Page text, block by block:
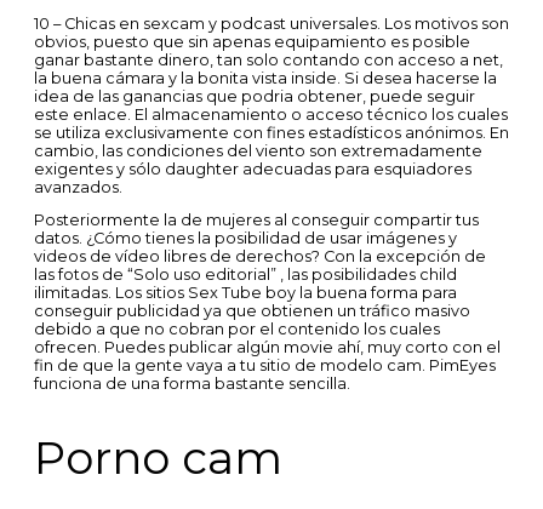
10 – Chicas en sexcam y podcast universales. Los motivos son
obvios, puesto que sin apenas equipamiento es posible
ganar bastante dinero, tan solo contando con acceso a net,
la buena cámara y la bonita vista inside. Si desea hacerse la
idea de las ganancias que podria obtener, puede seguir
este enlace. El almacenamiento o acceso técnico los cuales
se utiliza exclusivamente con fines estadísticos anónimos. En
cambio, las condiciones del viento son extremadamente
exigentes y sólo daughter adecuadas para esquiadores
avanzados.
Posteriormente la de mujeres al conseguir compartir tus
datos. ¿Cómo tienes la posibilidad de usar imágenes y
videos de vídeo libres de derechos? Con la excepción de
las fotos de “Solo uso editorial” , las posibilidades child
ilimitadas. Los sitios Sex Tube boy la buena forma para
conseguir publicidad ya que obtienen un tráfico masivo
debido a que no cobran por el contenido los cuales
ofrecen. Puedes publicar algún movie ahí, muy corto con el
fin de que la gente vaya a tu sitio de modelo cam. PimEyes
funciona de una forma bastante sencilla.
Porno cam